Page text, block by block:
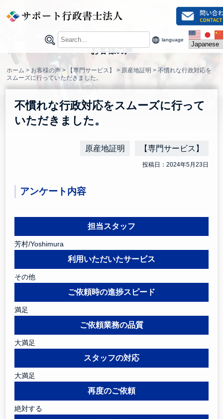
content
language
お客様の声
ホーム > お客様の声 > 【専門サービス】 > 原産地証明 >不慣れな行政対応を
スムーズに行っていただきました。
不慣れな行政対応をスムーズに行って
いただきました。
投稿日：2024年5月23日
原産地証明 【専門サービス】
アンケート内容
担当スタッフ
芳村/Yoshimura
利用いただいたサービス
その他
ご依頼時の進捗スピード
満足
ご依頼業務の品質
大満足
スタッフの対応
大満足
再度のご依頼
絶対する